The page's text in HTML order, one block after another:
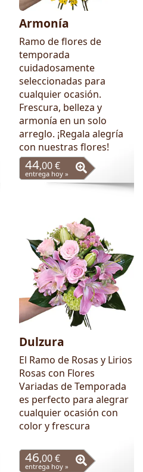
Armonía
Ramo de flores de
temporada
cuidadosamente
seleccionadas para
cualquier ocasión.
Frescura, belleza y
armonía en un solo
arreglo. ¡Regala alegría
con nuestras flores!
44,00 €
entrega hoy »
Dulzura
El Ramo de Rosas y Lirios
Rosas con Flores
Variadas de Temporada
es perfecto para alegrar
cualquier ocasión con
color y frescura
46,00 €
entrega hoy »